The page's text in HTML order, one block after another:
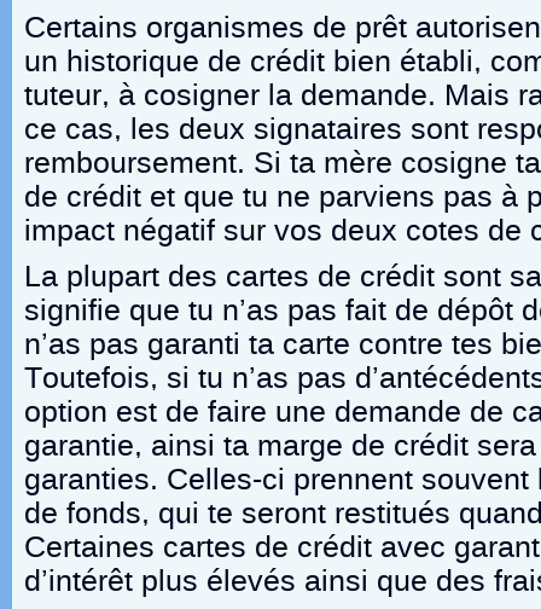
Certains organismes de prêt
un historique de crédit bien établi,
tuteur, à cosigner la demande. Mais
ce cas, les deux signataires sont
remboursement. Si ta mère cosigne
de crédit et que tu ne parviens pas à
impact négatif sur vos deux cotes de
La plupart des cartes de crédit sont
signifie que tu n’as pas fait de dépôt
n’as pas garanti ta carte contre tes
Toutefois, si tu n’as pas
option est de faire une demande de
garantie, ainsi ta marge de crédit
garanties. Celles-ci prennent souvent
de fonds, qui te seront restitués
Certaines cartes de crédit avec
d’intérêt plus élevés ainsi que des